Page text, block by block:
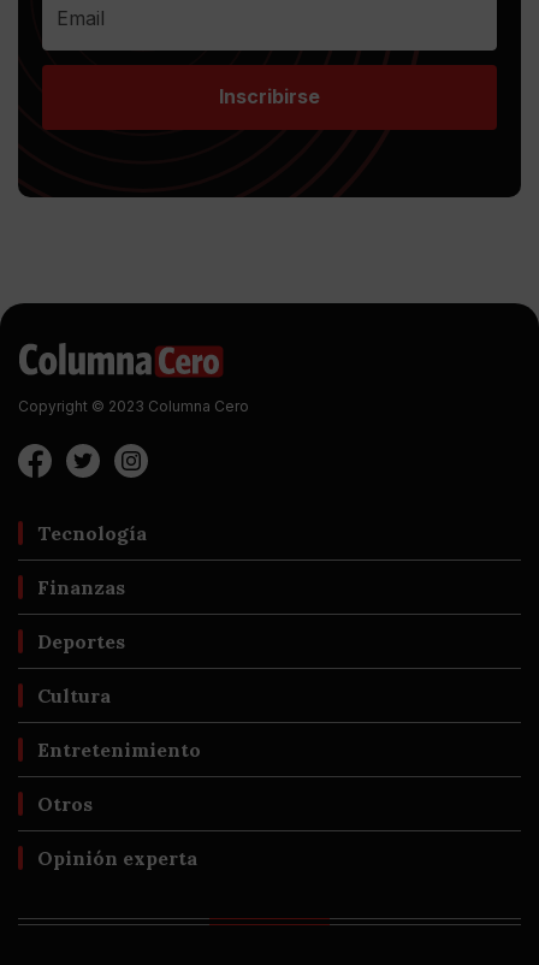
Inscribirse
Copyright © 2023 Columna Cero
Tecnología
Finanzas
Deportes
Cultura
Entretenimiento
Otros
Opinión experta